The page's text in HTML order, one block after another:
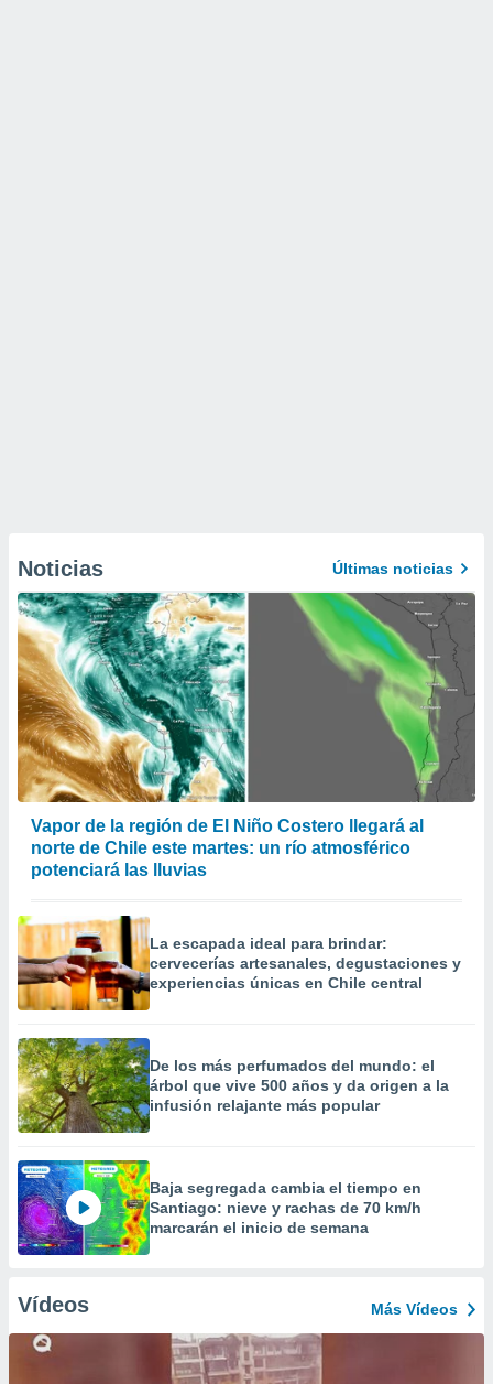
Noticias Últimas noticias
Vapor de la región de El Niño Costero llegará al
norte de Chile este martes: un río atmosférico
potenciará las lluvias
La escapada ideal para brindar:
cervecerías artesanales, degustaciones y
experiencias únicas en Chile central
De los más perfumados del mundo: el
árbol que vive 500 años y da origen a la
infusión relajante más popular
Baja segregada cambia el tiempo en
Santiago: nieve y rachas de 70 km/h
marcarán el inicio de semana
Vídeos Más Vídeos